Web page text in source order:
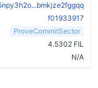
f01933917
ProveCommitSector
4.5302 FIL
N/A